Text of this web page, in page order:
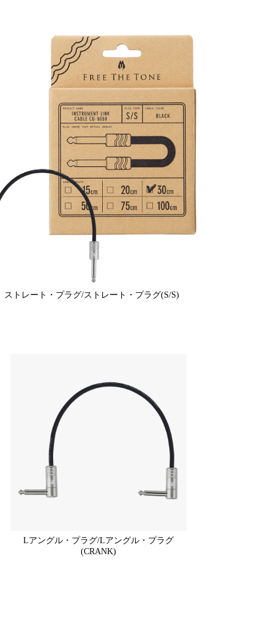
ストレート・プラグ/ストレート・プラグ(S/S)
Lアングル・プラグ/Lアングル・プラグ
(CRANK)